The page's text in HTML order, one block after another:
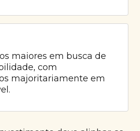
maiores em busca de
com
majoritariamente em